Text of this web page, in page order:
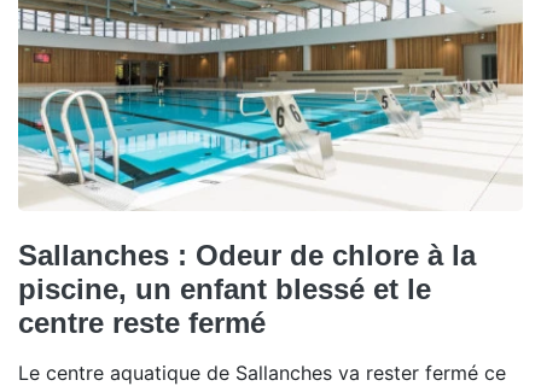
Sallanches : Odeur de chlore à la
piscine, un enfant blessé et le
centre reste fermé
Le centre aquatique de Sallanches va rester fermé ce